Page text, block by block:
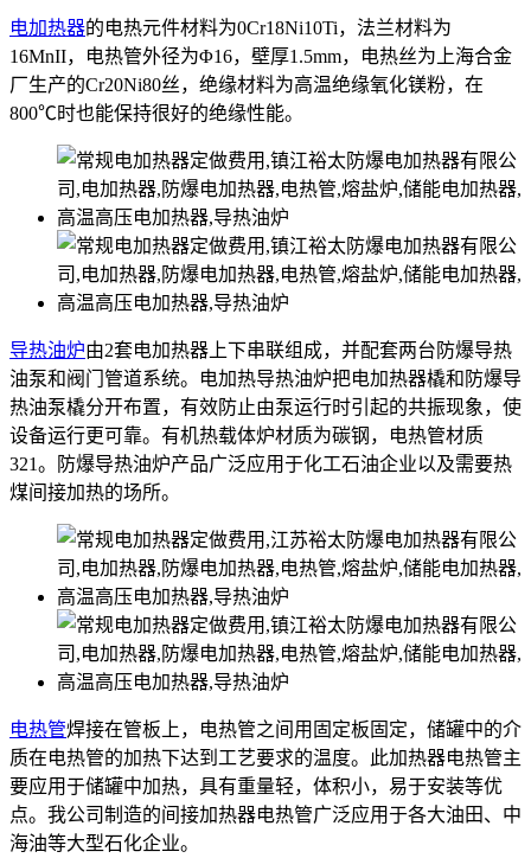
电加热器的电热元件材料为0Cr18Ni10Ti，法兰材料为
16MnII，电热管外径为Φ16，壁厚1.5mm，电热丝为上海合金
厂生产的Cr20Ni80丝，绝缘材料为高温绝缘氧化镁粉，在
800℃时也能保持很好的绝缘性能。
导热油炉由2套电加热器上下串联组成，并配套两台防爆导热
油泵和阀门管道系统。电加热导热油炉把电加热器橇和防爆导
热油泵橇分开布置，有效防止由泵运行时引起的共振现象，使
设备运行更可靠。有机热载体炉材质为碳钢，电热管材质
321。防爆导热油炉产品广泛应用于化工石油企业以及需要热
煤间接加热的场所。
电热管焊接在管板上，电热管之间用固定板固定，储罐中的介
质在电热管的加热下达到工艺要求的温度。此加热器电热管主
要应用于储罐中加热，具有重量轻，体积小，易于安装等优
点。我公司制造的间接加热器电热管广泛应用于各大油田、中
海油等大型石化企业。